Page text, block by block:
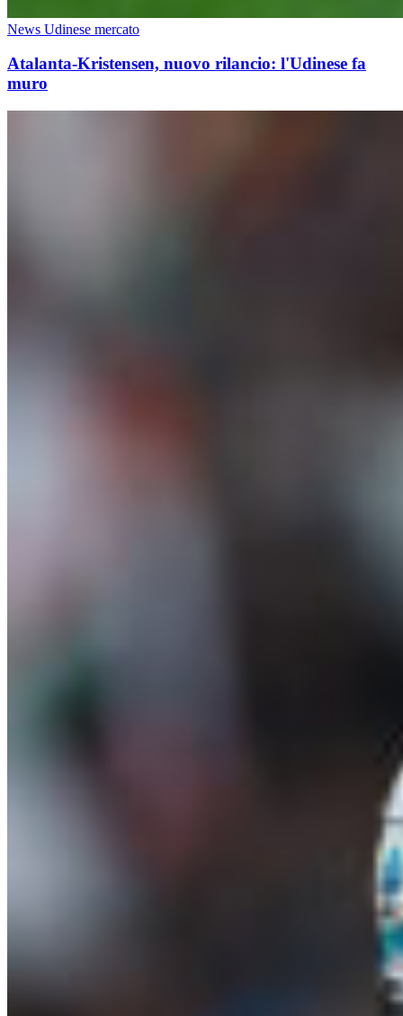
News Udinese mercato
Atalanta-Kristensen, nuovo rilancio: l'Udinese fa
muro